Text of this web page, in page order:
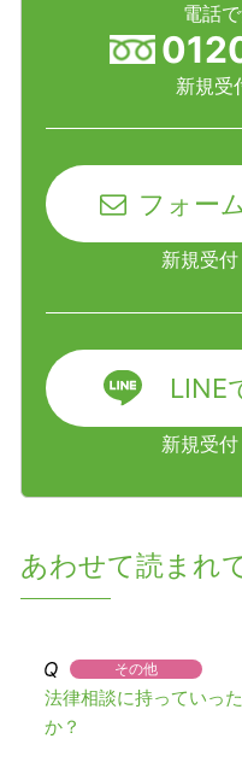
電話
新規受
フォー
新規受
LINE
新規受
あわせて読まれ
その他
法律相談に持っていっ
か？